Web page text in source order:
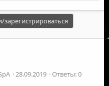
28.09.2019
Ответы: 0